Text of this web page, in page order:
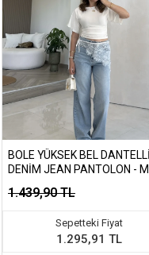
BOLE YÜKSEK BEL DANTELLI
DENIM JEAN PANTOLON -
1.439,90 TL
Sepetteki Fiyat
1.295,91 TL